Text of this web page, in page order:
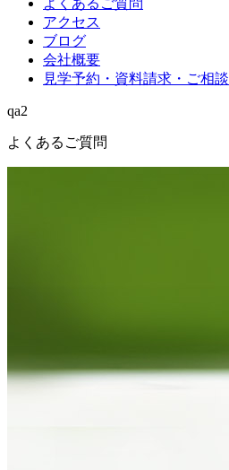
よくあるご質問
アクセス
ブログ
会社概要
見学予約・資料請求・ご相談
qa2
よくあるご質問